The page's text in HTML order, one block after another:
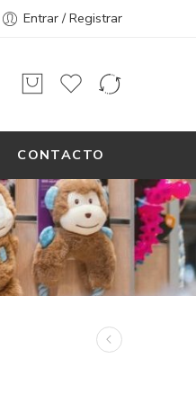
Entrar / Registrar
CONTACTO